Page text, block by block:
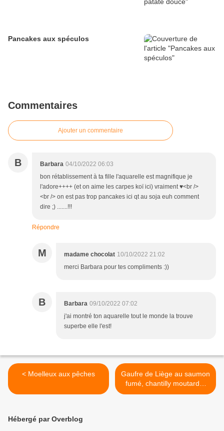
Pancakes aux spéculos
Commentaires
Ajouter un commentaire
B Barbara 04/10/2022 06:03
bon rétablissement à ta fille l'aquarelle est magnifique je
l'adore++++ (et on aime les carpes koï ici) vraiment ♥<br />
<br /> on est pas trop pancakes ici qt au soja euh comment
dire ;) .......!!!
Répondre
M madame chocolat 10/10/2022 21:02
merci Barbara pour tes compliments :))
B Barbara 09/10/2022 07:02
j'ai montré ton aquarelle tout le monde la trouve
superbe elle l'est!
< Moelleux aux pêches
Gaufre de Liège au saumon
fumé, chantilly moutarde,
roquette >
Hébergé par Overblog